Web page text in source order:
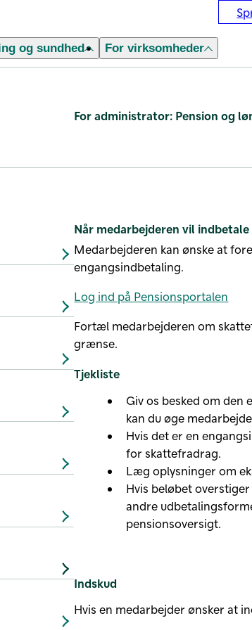
og sundhed For virksomheder
For administrator: Pension og
Når medarbejderen vil
Medarbejderen kan ønske at
engangsindbetaling.
Log ind på Pensionsportalen
Fortæl medarbejderen om
grænse.
Tjekliste
Giv os besked om
kan du øge
Hvis det er en
for skattefradrag.
Læg oplysninger om
Hvis beløbet
andre
pensionsoversigt.
Indskud
Hvis en medarbejder ønsker at